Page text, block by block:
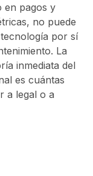
en pagos y
no puede
por sí
La
inmediata del
es cuántas
a legal o a